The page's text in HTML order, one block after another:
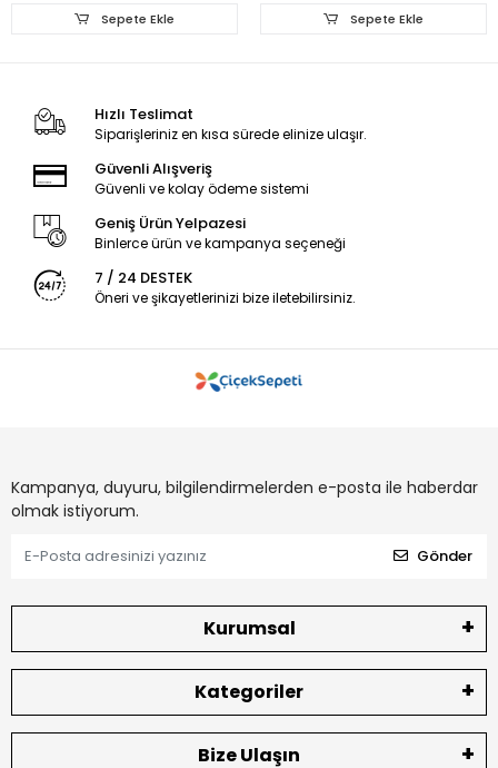
Sepete Ekle Sepete Ekle
Hızlı Teslimat
Siparişleriniz en kısa sürede elinize ulaşır.
Güvenli Alışveriş
Güvenli ve kolay ödeme sistemi
Geniş Ürün Yelpazesi
Binlerce ürün ve kampanya seçeneği
7 / 24 DESTEK
Öneri ve şikayetlerinizi bize iletebilirsiniz.
Kampanya, duyuru, bilgilendirmelerden e-posta ile haberdar
olmak istiyorum.
Gönder
Kurumsal
Kategoriler
Bize Ulaşın